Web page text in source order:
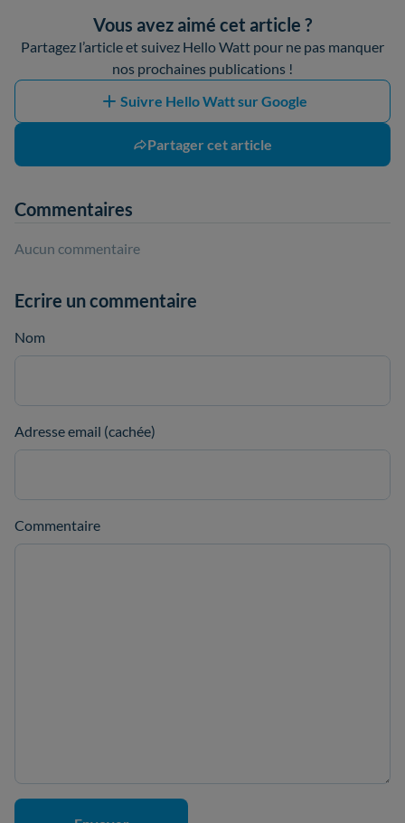
Vous avez aimé cet article ?
Partagez l’article et suivez Hello Watt pour ne pas manquer
nos prochaines publications !
Suivre Hello Watt sur Google
Partager cet article
Commentaires
Aucun commentaire
Ecrire un commentaire
Nom
Adresse email (cachée)
Commentaire